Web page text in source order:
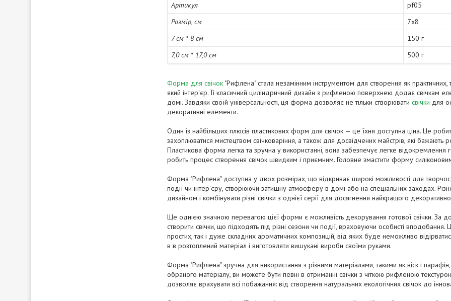
Артикул
pf05
Розмір, см
7х8
7 см * 8 см
150 г
7,0 см * 17,0 см
500 г
Форма для свічок "Рифлена" стала незамінним інструментом для створення як практичних,
який інтер'єр. Її класичний циліндричний дизайн з рифленою поверхнею додає свічкам
домі. Завдяки своїй універсальності, ця форма дозволяє не тільки створювати свічки для
декоративні елементи.
Один із найбільших плюсів пластикових форм для свічок — це їхня доступна ціна. Це
захоплюватися мистецтвом свічковаріння, а також для досвідчених майстрів, які
Пластикова форма легка та зручна у використанні, вона забезпечує легке відокремлення
робить процес створення свічок швидким і приємним. Головне змастити форму
Форма "Рифлена" доступна у двох розмірах, що відкриває широкі можливості для
події чи інтер'єру, створюючи затишну атмосферу в домі або на спеціальних заходах.
дизайном і комбінувати різні свічки з однієї серії для досягнення найкращого
Ще однією значною перевагою цієї форми є можливість декорування готової свічки. За
створити свічки, що підходять під різні сезони чи події, враховуючи особисті
простих, так і дуже складних ароматичних композицій, від яких буде неможливо
в в розтоплений матеріал і виготовляти вишукані вироби своїми руками.
Форма "Рифлена" зручна для використання з різними матеріалами, такими як віск і
обраного матеріалу, ви можете бути певні в отриманні свічки з чіткою рифленою
дозволяє врахувати всі побажання: від створення натуральних екологічних свічок до